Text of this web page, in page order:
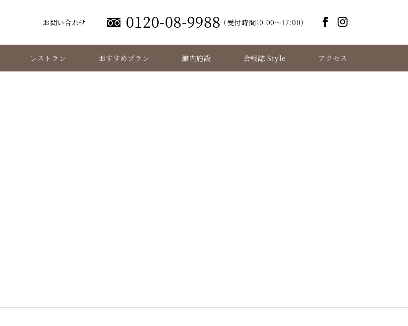
お問い合わせ （受付時間10:00～17:00）
レストラン おすすめプラン 館内施設 会報誌 Style アクセス